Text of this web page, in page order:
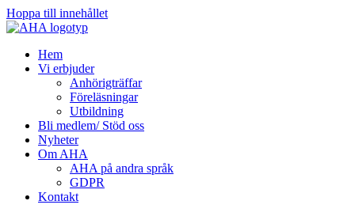
Hoppa till innehållet
Hem
Vi erbjuder
Anhörigträffar
Föreläsningar
Utbildning
Bli medlem/ Stöd oss
Nyheter
Om AHA
AHA på andra språk
GDPR
Kontakt